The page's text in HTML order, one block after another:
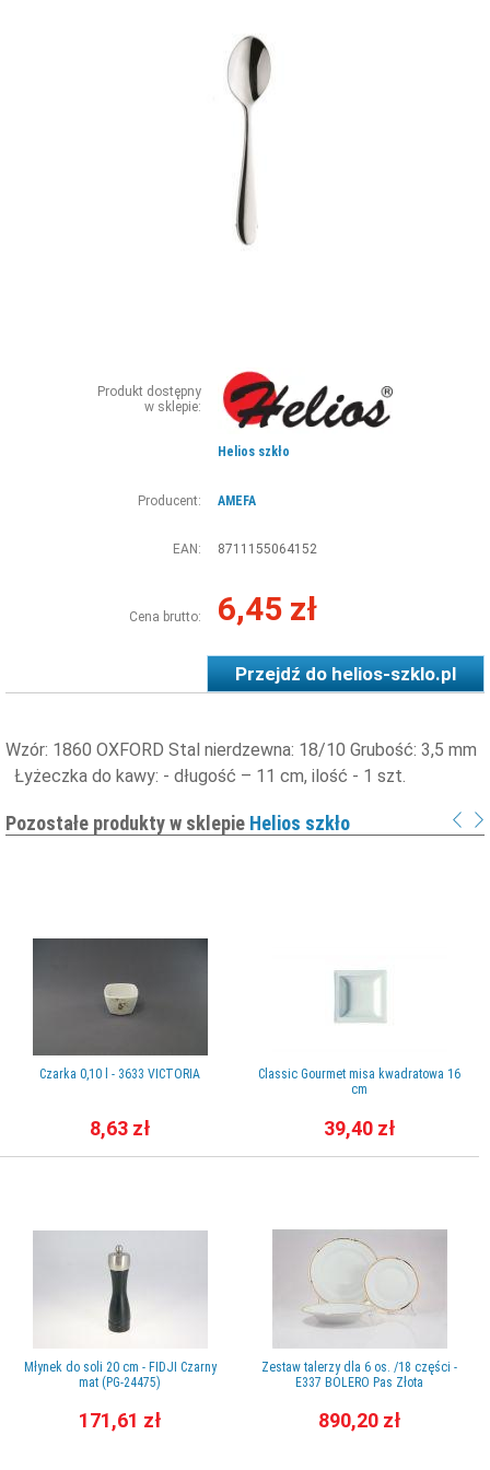
Produkt dostępny
w sklepie:
Helios szkło
Producent: AMEFA
EAN: 8711155064152
Cena brutto: 6,45 zł
Przejdź dohelios-szklo.pl
Wzór: 1860 OXFORD Stal nierdzewna: 18/10 Grubość: 3,5 mm
Łyżeczka do kawy: - długość – 11 cm, ilość - 1 szt.
Pozostałe produkty w sklepie Helios szkło
Czarka 0,10 l - 3633 VICTORIA
8,63 zł
Młynek do soli 20 cm - FIDJI Czarny
mat (PG-24475)
171,61 zł
Classic Gourmet misa kwadratowa 16
cm
39,40 zł
Zestaw talerzy dla 6 os. /18 części -
E337 BOLERO Pas Złota
890,20 zł